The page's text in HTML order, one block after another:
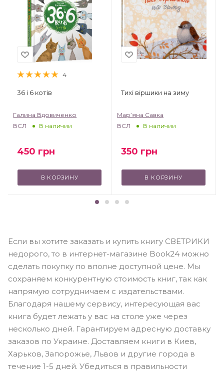
4
36 і 6 котів
Галина Вдовиченко
ВСЛ
В наличии
450 грн
В КОРЗИНУ
Тихі віршики на зиму
Мар’яна Савка
ВСЛ
В наличии
350 грн
В КОРЗИНУ
Если вы хотите заказать и купить книгу СВЕТРИКИ
недорого, то в интернет-магазине Book24 можно
сделать покупку по вполне доступной цене. Мы
сохраняем конкурентную стоимость книг, так как
напрямую сотрудничаем с издательствами.
Благодаря нашему сервису, интересующая вас
книга будет лежать у вас на столе уже через
несколько дней. Гарантируем адресную доставку
заказов по Украине. Доставляем книги в Киев,
Харьков, Запорожье, Львов и другие города в
течение 1-5 дней. Убедиться в правильности